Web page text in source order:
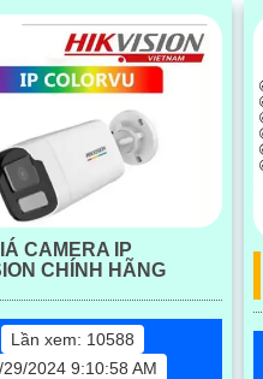
CAMERA IP
CHÍNH HÃNG
Lần xem: 10588
29/2024 9:10:58 AM